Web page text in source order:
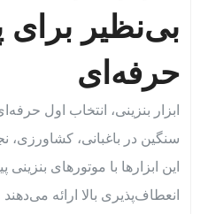
بی‌نظیر برای
حرفه‌ای
ابزار بنزینی، انتخاب اول
سنگین در باغبانی،
این ابزارها با موتورهای
انعطاف‌پذیری بالا ارائه